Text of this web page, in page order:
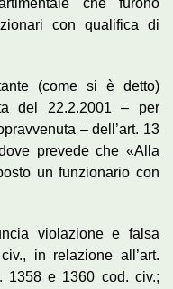
con qualifica di
(come si è detto)
del 22.2.2001 ‒ per
‒ dell’art. 13
prevede che «Alla
un funzionario con
violazione e falsa
in relazione all’art.
1358 e 1360 cod. civ.;